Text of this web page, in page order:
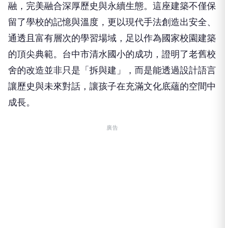
通透且富有層次的學習場域，足以作為國家校園建築
的頂尖典範。台中市清水國小的成功，證明了老舊校
舍的改造並非只是「拆與建」，而是能透過設計語言
讓歷史與未來對話，讓孩子在充滿文化底蘊的空間中
成長。